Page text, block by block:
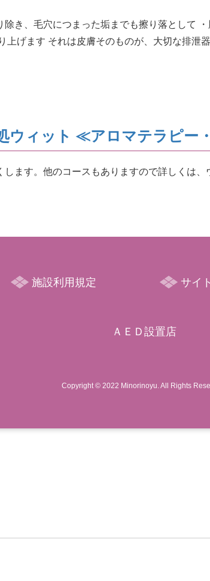
き、毛穴につまった垢までも擦り落として
上げます それは皮膚そのものが、大切な排泄
ウィット ≪アロマテラピー
ます。他のコースもありますので詳しくは
施設利用規定 サイ
ＡＥＤ設置店
Copyright © 2022 Minorinoyu. All Rights